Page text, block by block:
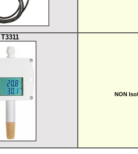
T3311
NON